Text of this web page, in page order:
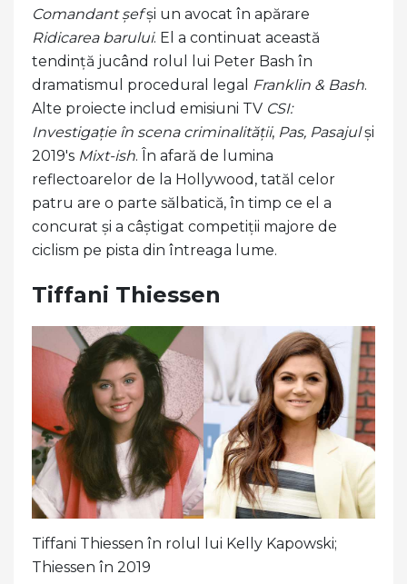
Comandant șefși un avocat în apărare
Ridicarea barului. El a continuat această
tendință jucând rolul lui Peter Bash în
dramatismul procedural legal
Franklin & Bash.
Alte proiecte includ emisiuni TV CSI:
Investigație în scena criminalității, Pas, Pasajulși
2019's Mixt-ish. În afară de lumina
reflectoarelor de la Hollywood, tatăl celor
patru are o parte sălbatică, în timp ce el a
concurat și a câștigat competiții majore de
ciclism pe pista din întreaga lume.
Tiffani Thiessen
Tiffani Thiessen în rolul lui Kelly Kapowski;
Thiessen în 2019